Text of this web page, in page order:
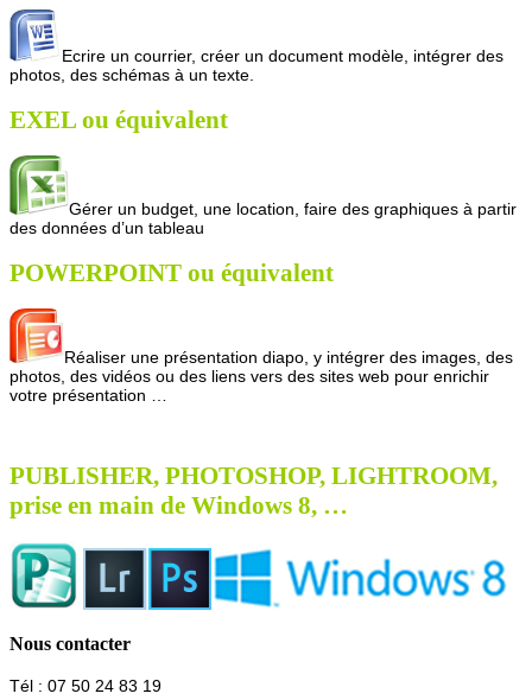
Ecrire un courrier, créer un document modèle, intégrer des
photos, des schémas à un texte.
EXEL ou équivalent
Gérer un budget, une location, faire des graphiques à partir
des données d’un tableau
POWERPOINT ou équivalent
Réaliser une présentation diapo, y intégrer des images, des
photos, des vidéos ou des liens vers des sites web pour enrichir
votre présentation …
PUBLISHER, PHOTOSHOP, LIGHTROOM,
prise en main de Windows 8, …
Nous contacter
Tél : 07 50 24 83 19